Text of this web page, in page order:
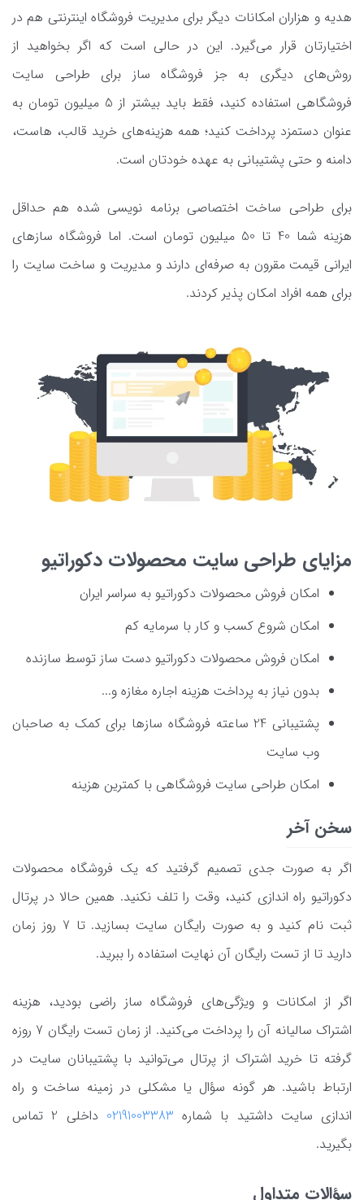
هدیه و هزاران امکانات دیگر برای مدیریت فروشگاه اینترنتی هم در
اختیارتان قرار می‌گیرد. این در حالی است که اگر بخواهید از
روش‌های دیگری به جز فروشگاه ساز برای طراحی سایت
فروشگاهی استفاده کنید، فقط باید بیشتر از 5 میلیون تومان به
عنوان دستمزد پرداخت کنید؛ همه هزینه‌های خرید قالب، هاست،
دامنه و حتی پشتیبانی به عهده خودتان است.
برای طراحی ساخت اختصاصی برنامه نویسی شده هم حداقل
هزینه شما 40 تا 50 میلیون تومان است. اما فروشگاه سازهای
ایرانی قیمت مقرون به صرفه‌ای دارند و مدیریت و ساخت سایت را
برای همه افراد امکان پذیر کردند.
مزایای طراحی سایت محصولات دکوراتیو
امکان فروش محصولات دکوراتیو به سراسر ایران
امکان شروع کسب و کار با سرمایه کم
امکان فروش محصولات دکوراتیو دست ساز توسط سازنده
بدون نیاز به پرداخت هزینه اجاره مغازه و...
پشتیبانی 24 ساعته فروشگاه سازها برای کمک به صاحبان
وب سایت
امکان طراحی سایت فروشگاهی با کمترین هزینه
سخن آخر
اگر به صورت جدی تصمیم گرفتید که یک فروشگاه محصولات
دکوراتیو راه اندازی کنید، وقت را تلف نکنید. همین حالا در پرتال
ثبت نام کنید و به صورت رایگان سایت بسازید. تا 7 روز زمان
دارید تا از تست رایگان آن نهایت استفاده را ببرید.
اگر از امکانات و ویژگی‌های فروشگاه ساز راضی بودید، هزینه
اشتراک سالیانه آن را پرداخت می‌کنید. از زمان تست رایگان 7 روزه
گرفته تا خرید اشتراک از پرتال می‌توانید با پشتیبانان سایت در
ارتباط باشید. هر گونه سؤال یا مشکلی در زمینه ساخت و راه
اندازی سایت داشتید با شماره 02191003383
داخلی 2 تماس
بگیرید.
سؤالات متداول